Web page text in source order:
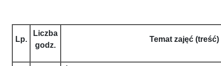
Lp.
Liczba
godz.
Temat zajęć (treść)